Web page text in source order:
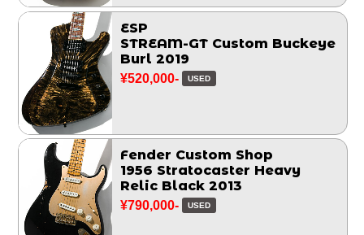
ESP
STREAM-GT Custom Buckeye
Burl 2019
¥520,000- USED
Fender Custom Shop
1956 Stratocaster Heavy
Relic Black 2013
¥790,000- USED